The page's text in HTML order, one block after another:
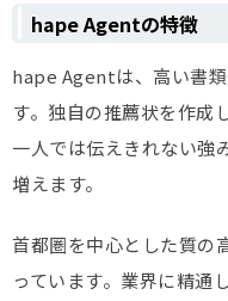
hape Agentの特徴
hape Agentは、高い書
す。独自の推薦状を作成
一人では伝えきれない強
増えます。
首都圏を中心とした質の
っています。業界に精通